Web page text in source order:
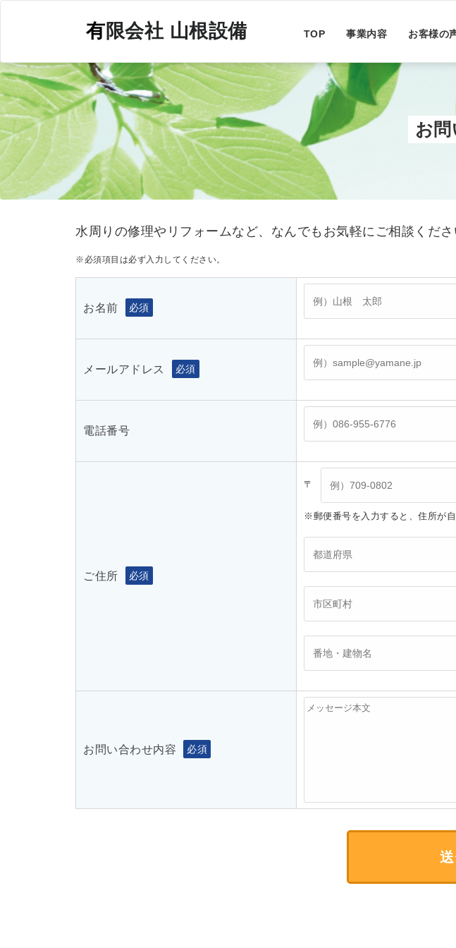
ツ
へ
ス
キ
ッ
プ
有限会社 山根設備 TOP 事業内容 お客様の
お
水周りの修理やリフォームなど、なんでもお気軽にご相談くださ
※必須項目は必ず入力してください。
お名前 必須
メールアドレス 必須
電話番号
ご住所 必須
〒
※郵便番号を入力すると、住所が自
お問い合わせ内容 必須